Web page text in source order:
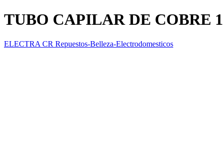
TUBO CAPILAR DE COBRE
ELECTRA CR Repuestos-Belleza-Electrodomesticos